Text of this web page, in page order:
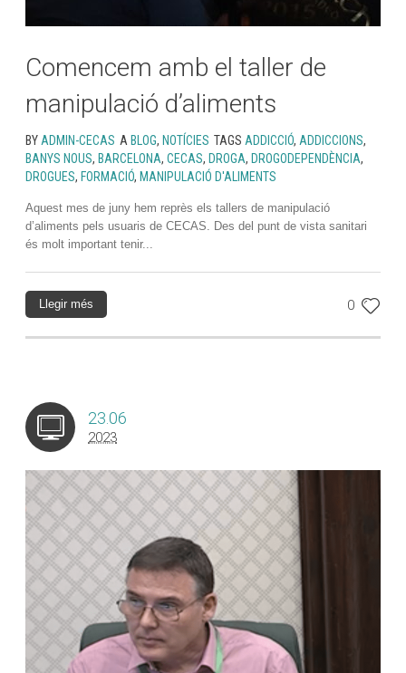
Comencem amb el taller de
manipulació d’aliments
BY ADMIN-CECAS A BLOG, NOTÍCIES TAGS ADDICCIÓ, ADDICCIONS,
BANYS NOUS, BARCELONA, CECAS, DROGA, DROGODEPENDÈNCIA,
DROGUES, FORMACIÓ, MANIPULACIÓ D'ALIMENTS
Aquest mes de juny hem reprès els tallers de manipulació
d’aliments pels usuaris de CECAS. Des del punt de vista sanitari
és molt important tenir...
0
Llegir més
23.06
2023